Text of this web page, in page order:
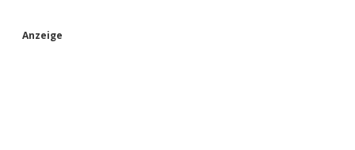
S
Anzeige